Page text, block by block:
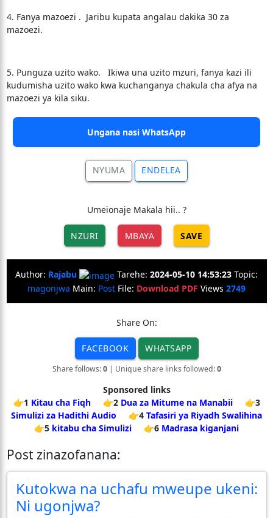
4. Fanya mazoezi . Jaribu kupata angalau dakika 30 za
mazoezi.
5. Punguza uzito wako. Ikiwa una uzito mzuri, fanya kazi ili
kudumisha uzito wako kwa kuchanganya chakula cha afya na
mazoezi ya kila siku.
Ungana nasi WhatsApp
NYUMA ENDELEA
Umeionaje Makala hii.. ?
NZURI MBAYA SAVE
Author: Rajabu Tarehe: 2024-05-10 14:53:23 Topic:
magonjwa Main: Post File: Download PDF Views 2749
Share On:
FACEBOOK WHATSAPP
Share follows:0| Unique share links followed:0
Sponsored links
👉1 Kitau cha Fiqh 👉2 Dua za Mitume na Manabii
👉3
Simulizi za Hadithi Audio
👉4 Tafasiri ya Riyadh Swalihina
👉5 kitabu cha Simulizi 👉6 Madrasa kiganjani
Post zinazofanana:
Kutokwa na uchafu mweupe ukeni:
Ni ugonjwa?